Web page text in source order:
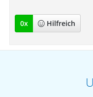
0x Hilfreich